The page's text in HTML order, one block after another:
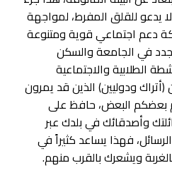
يدعو للقلق المفرط، لمواجهة
دعم اجتماعي قوية ومتنوعة
في الجامعة والسكن
الطلابية والاجتماعية
ودوليين) الذين قد يمرون
بعضكم البعض، حافظ على
وأصدقائك في بلدك عبر
فهذا يساعد كثيراً في
ويشعرك بالقرب منهم.